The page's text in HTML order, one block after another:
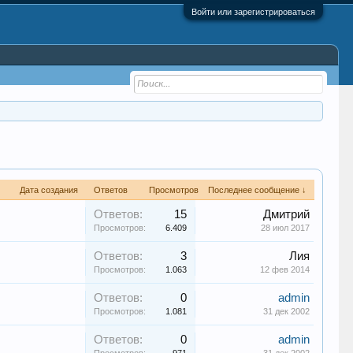
Войти или зарегистрироваться
Дата создания Ответов Просмотров Последнее сообщение ↓
Ответов: 15
Просмотров: 6.409
Дмитрий
28 июл 2017
Ответов: 3
Просмотров: 1.063
Лия
12 фев 2014
Ответов: 0
Просмотров: 1.081
admin
31 дек 2002
Ответов: 0 admin